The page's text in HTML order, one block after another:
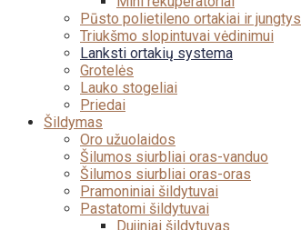
Pūsto polietileno ortakiai ir jungtys
Triukšmo slopintuvai vėdinimui
Lanksti ortakių systema
Grotelės
Lauko stogeliai
Priedai
Šildymas
Oro užuolaidos
Šilumos siurbliai oras-vanduo
Šilumos siurbliai oras-oras
Pramoniniai šildytuvai
Pastatomi šildytuvai
Dujiniai šildytuvas